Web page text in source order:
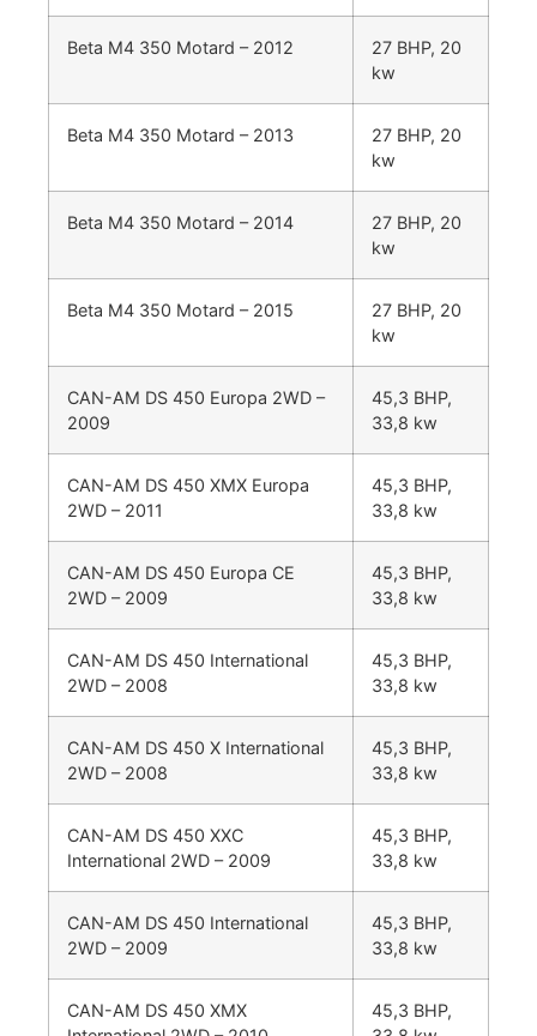
Beta M4 350 Motard – 2012
27 BHP, 20
kw
Beta M4 350 Motard – 2013
27 BHP, 20
kw
Beta M4 350 Motard – 2014
27 BHP, 20
kw
Beta M4 350 Motard – 2015
27 BHP, 20
kw
CAN-AM DS 450 Europa 2WD –
2009
45,3 BHP,
33,8 kw
CAN-AM DS 450 XMX Europa
2WD – 2011
45,3 BHP,
33,8 kw
CAN-AM DS 450 Europa CE
2WD – 2009
45,3 BHP,
33,8 kw
CAN-AM DS 450 International
2WD – 2008
45,3 BHP,
33,8 kw
CAN-AM DS 450 X International
2WD – 2008
45,3 BHP,
33,8 kw
CAN-AM DS 450 XXC
International 2WD – 2009
45,3 BHP,
33,8 kw
CAN-AM DS 450 International
2WD – 2009
45,3 BHP,
33,8 kw
CAN-AM DS 450 XMX
45,3 BHP,